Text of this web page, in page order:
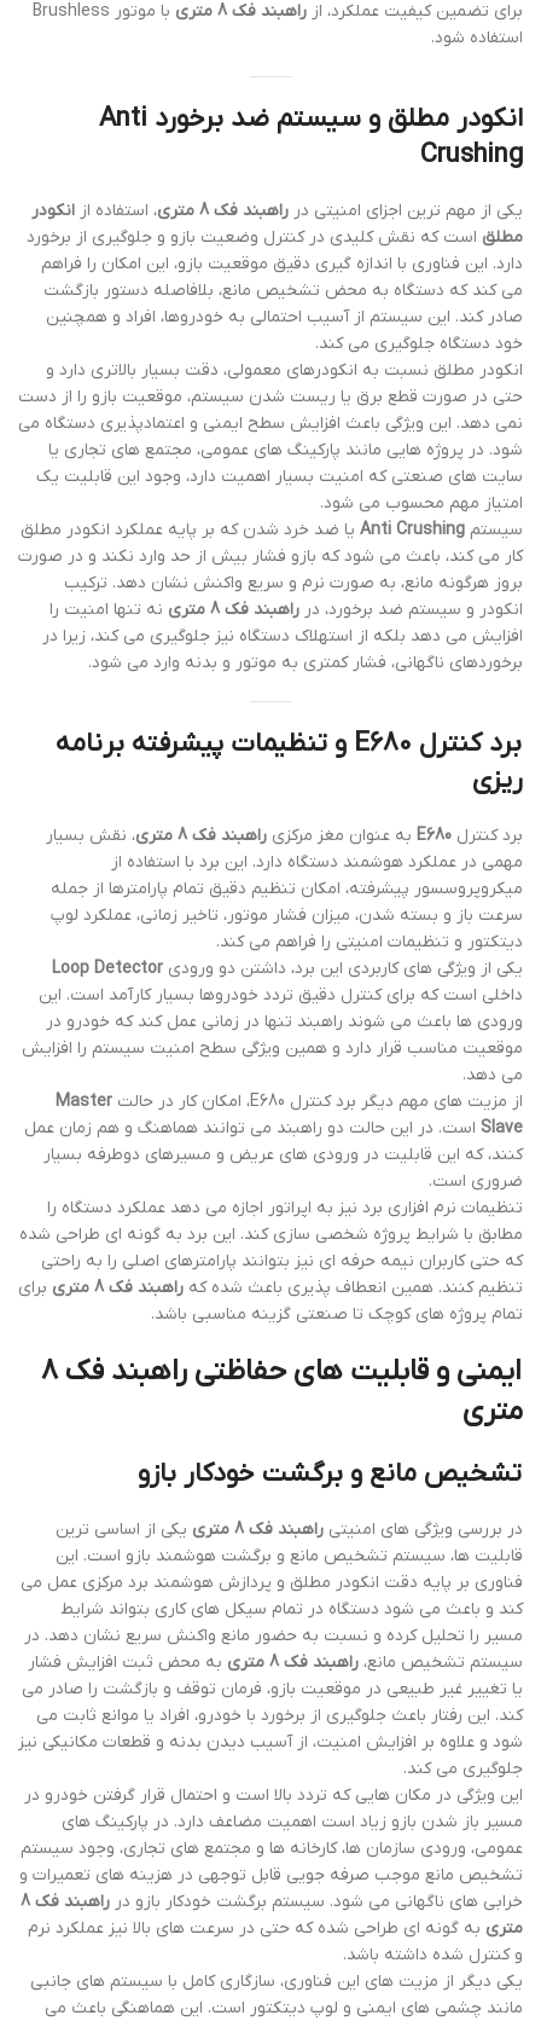
برای تضمین کیفیت عملکرد، از راهبند فک 8 متری
با موتور Brushless
استفاده شود.
انکودر مطلق و سیستم ضد برخورد Anti
Crushing
یکی از مهم ترین اجزای امنیتی در راهبند فک 8 متری ، استفاده از انکودر
مطلق است که نقش کلیدی در کنترل وضعیت بازو و جلوگیری از برخورد
دارد. این فناوری با اندازه گیری دقیق موقعیت بازو، این امکان را فراهم
می کند که دستگاه به محض تشخیص مانع، بلافاصله دستور بازگشت
صادر کند. این سیستم از آسیب احتمالی به خودروها، افراد و همچنین
خود دستگاه جلوگیری می کند.
انکودر مطلق نسبت به انکودرهای معمولی، دقت بسیار بالاتری دارد و
حتی در صورت قطع برق یا ریست شدن سیستم، موقعیت بازو را از دست
نمی دهد. این ویژگی باعث افزایش سطح ایمنی و اعتمادپذیری دستگاه می
شود. در پروژه هایی مانند پارکینگ های عمومی، مجتمع های تجاری یا
سایت های صنعتی که امنیت بسیار اهمیت دارد، وجود این قابلیت یک
امتیاز مهم محسوب می شود.
سیستم Anti Crushing یا ضد خرد شدن که بر پایه عملکرد انکودر مطلق
کار می کند، باعث می شود که بازو فشار بیش از حد وارد نکند و در صورت
بروز هرگونه مانع، به صورت نرم و سریع واکنش نشان دهد. ترکیب
انکودر و سیستم ضد برخورد، در راهبند فک 8 متری
نه تنها امنیت را
افزایش می دهد بلکه از استهلاک دستگاه نیز جلوگیری می کند، زیرا در
برخوردهای ناگهانی، فشار کمتری به موتور و بدنه وارد می شود.
برد کنترل E680 و تنظیمات پیشرفته برنامه
ریزی
برد کنترل E680 به عنوان مغز مرکزی راهبند فک 8 متری
، نقش بسیار
مهمی در عملکرد هوشمند دستگاه دارد. این برد با استفاده از
میکروپروسسور پیشرفته، امکان تنظیم دقیق تمام پارامترها از جمله
سرعت باز و بسته شدن، میزان فشار موتور، تاخیر زمانی، عملکرد لوپ
دیتکتور و تنظیمات امنیتی را فراهم می کند.
یکی از ویژگی های کاربردی این برد، داشتن دو ورودی Loop Detector
داخلی است که برای کنترل دقیق تردد خودروها بسیار کارآمد است. این
ورودی ها باعث می شوند راهبند تنها در زمانی عمل کند که خودرو در
موقعیت مناسب قرار دارد و همین ویژگی سطح امنیت سیستم را افزایش
می دهد.
از مزیت های مهم دیگر برد کنترل E680، امکان کار در حالت
Master
Slave است. در این حالت دو راهبند می توانند هماهنگ و هم زمان عمل
کنند، که این قابلیت در ورودی های عریض و مسیرهای دوطرفه بسیار
ضروری است.
تنظیمات نرم افزاری برد نیز به اپراتور اجازه می دهد عملکرد دستگاه را
مطابق با شرایط پروژه شخصی سازی کند. این برد به گونه ای طراحی شده
که حتی کاربران نیمه حرفه ای نیز بتوانند پارامترهای اصلی را به راحتی
تنظیم کنند. همین انعطاف پذیری باعث شده که راهبند فک 8 متری
برای
تمام پروژه های کوچک تا صنعتی گزینه مناسبی باشد.
ایمنی و قابلیت های حفاظتی راهبند فک 8
متری
تشخیص مانع و برگشت خودکار بازو
در بررسی ویژگی های امنیتی راهبند فک 8 متری
یکی از اساسی ترین
قابلیت ها، سیستم تشخیص مانع و برگشت هوشمند بازو است. این
فناوری بر پایه دقت انکودر مطلق و پردازش هوشمند برد مرکزی عمل می
کند و باعث می شود دستگاه در تمام سیکل های کاری بتواند شرایط
مسیر را تحلیل کرده و نسبت به حضور مانع واکنش سریع نشان دهد. در
سیستم تشخیص مانع، راهبند فک 8 متری
به محض ثبت افزایش فشار
یا تغییر غیر طبیعی در موقعیت بازو، فرمان توقف و بازگشت را صادر می
کند. این رفتار باعث جلوگیری از برخورد با خودرو، افراد یا موانع ثابت می
شود و علاوه بر افزایش امنیت، از آسیب دیدن بدنه و قطعات مکانیکی نیز
جلوگیری می کند.
این ویژگی در مکان هایی که تردد بالا است و احتمال قرار گرفتن خودرو در
مسیر باز شدن بازو زیاد است اهمیت مضاعف دارد. در پارکینگ های
عمومی، ورودی سازمان ها، کارخانه ها و مجتمع های تجاری، وجود سیستم
تشخیص مانع موجب صرفه جویی قابل توجهی در هزینه های تعمیرات و
خرابی های ناگهانی می شود. سیستم برگشت خودکار بازو در
راهبند فک 8
متری به گونه ای طراحی شده که حتی در سرعت های بالا نیز عملکرد نرم
و کنترل شده داشته باشد.
یکی دیگر از مزیت های این فناوری، سازگاری کامل با سیستم های جانبی
مانند چشمی های ایمنی و لوپ دیتکتور است. این هماهنگی باعث می